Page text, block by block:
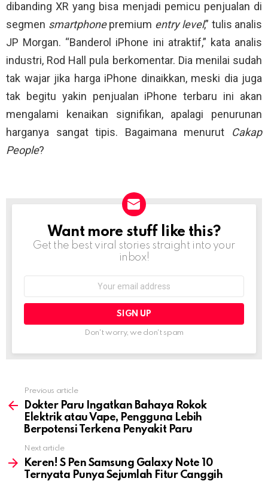
dibanding XR yang bisa menjadi pemicu penjualan di
segmen smartphonepremium entry level,” tulis analis
JP Morgan. “Banderol iPhone ini atraktif,” kata analis
industri, Rod Hall pula berkomentar. Dia menilai sudah
tak wajar jika harga iPhone dinaikkan, meski dia juga
tak begitu yakin penjualan iPhone terbaru ini akan
mengalami kenaikan signifikan, apalagi penurunan
harganya sangat tipis. Bagaimana menurut Cakap
People?
NEWSLETTER
Want more stuff like this?
Get the best viral stories straight into your
inbox!
Don't worry, we don't spam
more
Previous article
Dokter Paru Ingatkan Bahaya Rokok
Elektrik atau Vape, Pengguna Lebih
Berpotensi Terkena Penyakit Paru
Next article
Keren! S Pen Samsung Galaxy Note 10
Ternyata Punya Sejumlah Fitur Canggih